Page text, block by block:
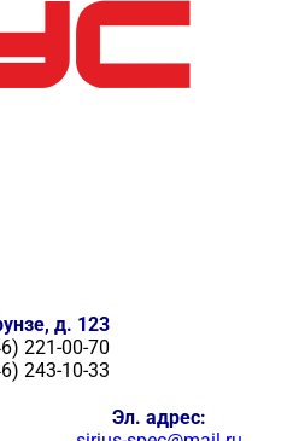
д. 123
221-00-70
243-10-33
Эл. адрес: